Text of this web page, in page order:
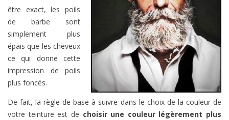
être exact, les poils
de barbe sont
simplement plus
épais que les cheveux
ce qui donne cette
impression de poils
plus foncés.
De fait, la règle de base à suivre dans le choix de la couleur de
votre teinture est de choisir une couleur légèrement plus